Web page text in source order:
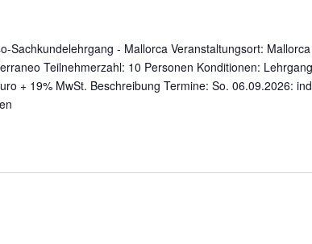
Sachkundelehrgang - Mallorca Veranstaltungsort:
Teilnehmerzahl: 10 Personen Konditionen:
+ 19% MwSt. Beschreibung Termine: So. 06.09.2026: